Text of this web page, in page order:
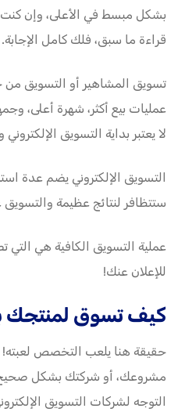
بشكل مبسط في الأعلى، وإن
قراءة ما سبق، فلك كامل الإجابة.
تسويق المشاهير أو التسويق من
عمليات بيع أكثر، شهرة أعلى،
لا يعتبر بداية التسويق الإلكتروني
التسويق الإلكتروني يضم عدة
ستتظافر لنتائج عظيمة والتسويق
عملية التسويق الكافية هي التي
للإعلان عنك!
كيف تسوق
حقيقة هنا يلعب التخصص
مشروعك، أو شركتك بشكل
التوجه لشركات التسويق